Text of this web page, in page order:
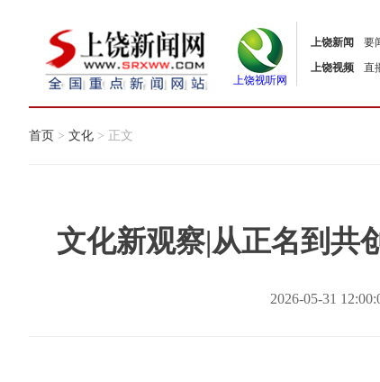
上饶视听网
上饶新闻 要
上饶视频
直
首页 > 文化 > 正文
文化新观察|从正名到共
2026-05-31